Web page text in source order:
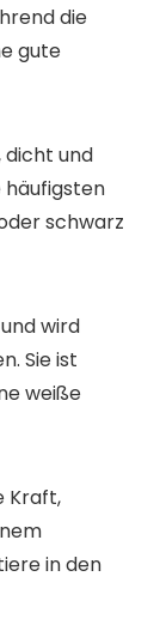
die
gute
dicht und
schwarz
wird
Sie ist
weiße
Kraft,
in den